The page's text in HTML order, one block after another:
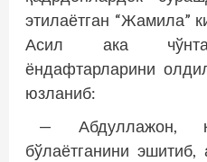
этилаётган “Жамила”
Асил ака
ёндафтарларини
юзланиб:
— Абдуллажон,
бўлаётганини